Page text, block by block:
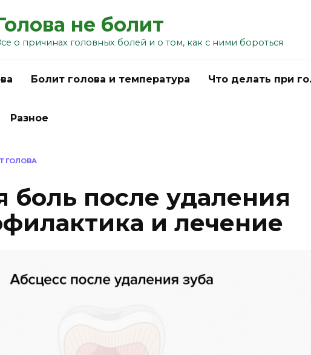
не болит
о причинах головных болей и о том, как с ними бороться
Болит голова и температура Что делать при
Разное
ГОЛОВА
боль после удаления
и лечение